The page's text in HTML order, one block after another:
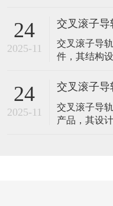
度问题
展现出广泛
滚道导轨、
滚子在滚道
这种设计使
撑组件
24
2025-11
交叉滚子导
交叉滚子导
件，其结构
列、滚道形
叉滚子导轨
应多样化的
衍生设计，
24
2025-11
交叉滚子导
交叉滚子导
产品，其设
精度、摩擦
出显著优势
及高端装备